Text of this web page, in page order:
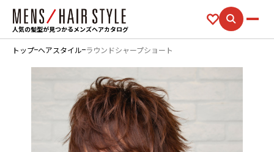
人気の髪型が見つかるメンズヘアカタログ
トップ ヘアスタイル ラウンドシャープショート